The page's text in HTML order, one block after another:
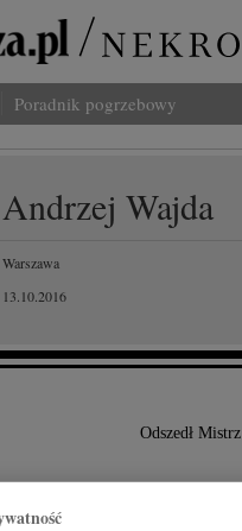
Poradnik pogrzebowy
Andrzej Wajda
Warszawa
13.10.2016
Odszedł Mistrz